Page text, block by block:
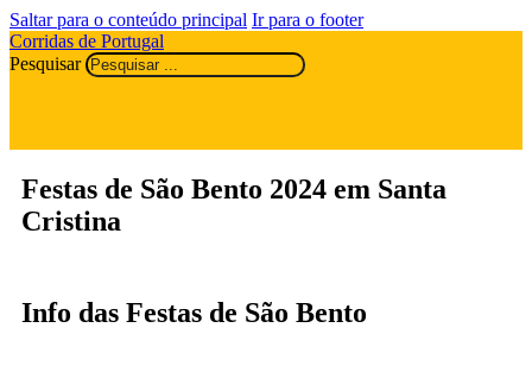
Saltar para o conteúdo principal Ir para o footer
Corridas de Portugal
Pesquisar
Festas de São Bento 2024 em Santa
Cristina
Info das Festas de São Bento